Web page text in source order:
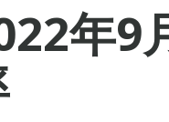
年9